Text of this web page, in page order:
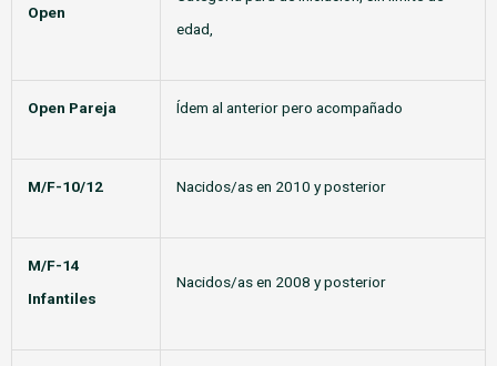
Open
edad,
Open Pareja Ídem al anterior pero acompañado
M/F-10/12 Nacidos/as en 2010 y posterior
M/F-14
Infantiles
Nacidos/as en 2008 y posterior